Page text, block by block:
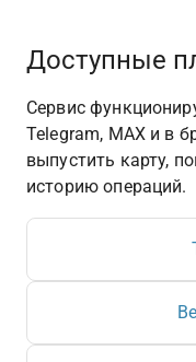
Доступные
Сервис
Telegram, MAX и в
выпустить карту,
историю операций.